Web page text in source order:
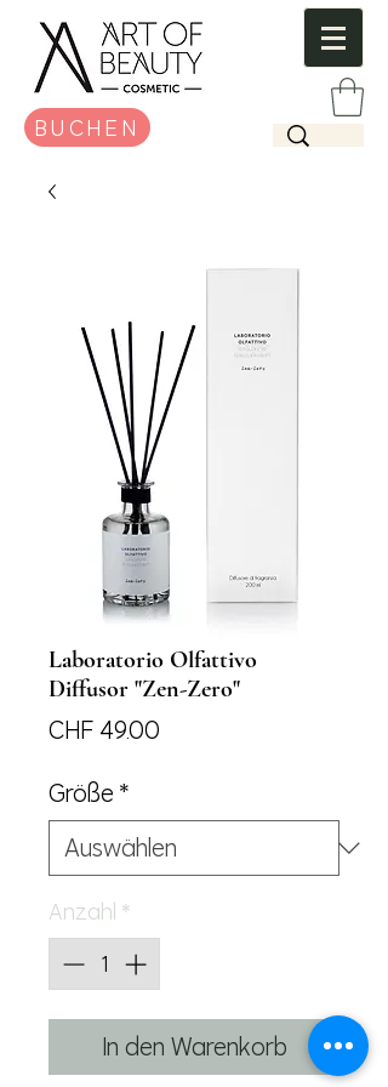
BUCHEN
Laboratorio Olfattivo
Diffusor "Zen-Zero"
CHF 49.00
Größe *
Anzahl *
In den Warenkorb